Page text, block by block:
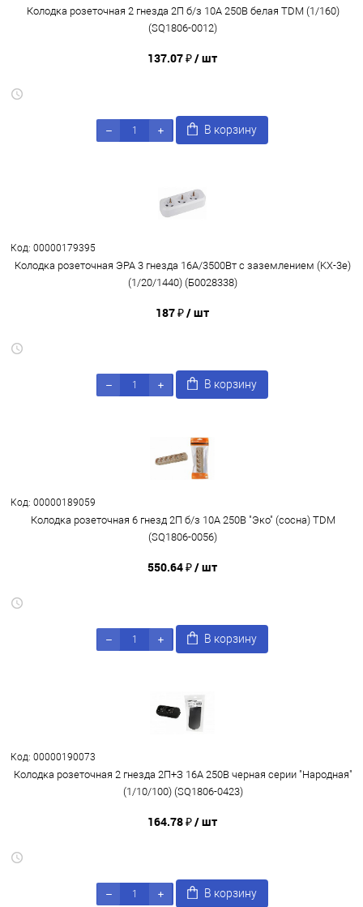
Колодка розеточная 2 гнезда 2П б/з 10А 250В белая TDM (1/160)
(SQ1806-0012)
137.07 ₽/ шт
В корзину
Код: 00000179395
Колодка розеточная ЭРА 3 гнезда 16А/3500Вт с заземлением (KX-3e)
(1/20/1440) (Б0028338)
187 ₽/ шт
В корзину
Код: 00000189059
Колодка розеточная 6 гнезд 2П б/з 10А 250В "Эко" (сосна) TDM
(SQ1806-0056)
550.64 ₽/ шт
В корзину
Код: 00000190073
Колодка розеточная 2 гнезда 2П+З 16А 250В черная серии "Народная"
(1/10/100) (SQ1806-0423)
164.78 ₽/ шт
В корзину